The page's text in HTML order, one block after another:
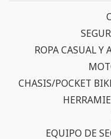
ROPA CASUAL Y
CHASIS/POCKET
EQUIPO DE